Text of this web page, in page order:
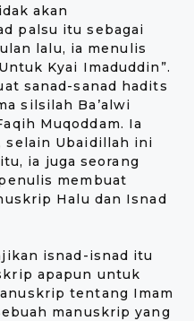
akan
palsu itu sebagai
lalu, ia menulis
Kyai Imaduddin”.
sanad-sanad hadits
silsilah Ba’alwi
Muqoddam. Ia
selain Ubaidillah ini
ia juga seorang
membuat
Halu dan Isnad
isnad-isnad itu
apapun untuk
tentang Imam
manuskrip yang